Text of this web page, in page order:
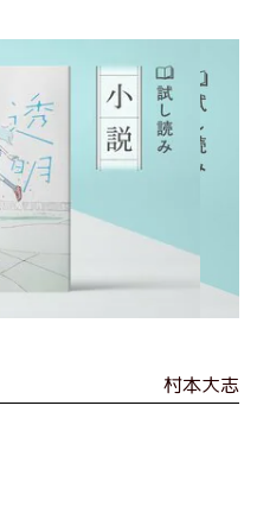
村本大志